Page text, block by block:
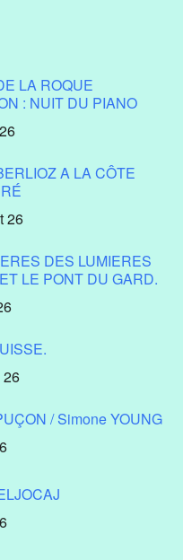
LA ROQUE
: NUIT DU PIANO
A LA CÔTE
26
DES LUMIERES
LE PONT DU GARD.
26
/ Simone YOUNG